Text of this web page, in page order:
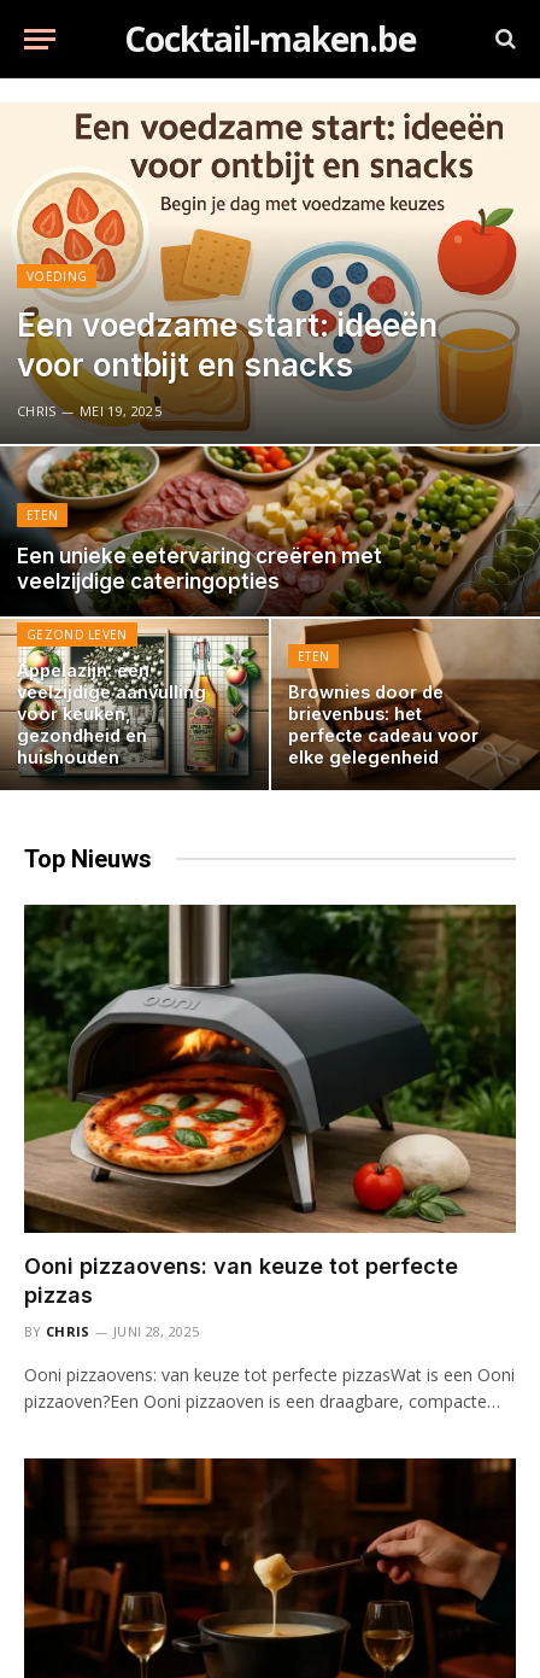
Cocktail-maken.be
VOEDING
Een voedzame start: ideeën
voor ontbijt en snacks
CHRIS MEI 19, 2025
ETEN
Een unieke eetervaring creëren met
veelzijdige cateringopties
GEZOND LEVEN
Appelazijn: een
veelzijdige aanvulling
voor keuken,
gezondheid en
huishouden
ETEN
Brownies door de
brievenbus: het
perfecte cadeau voor
elke gelegenheid
Top Nieuws
Ooni pizzaovens: van keuze tot perfecte
pizzas
BY CHRIS JUNI 28, 2025
Ooni pizzaovens: van keuze tot perfecte pizzasWat is een Ooni
pizzaoven?Een Ooni pizzaoven is een draagbare, compacte…